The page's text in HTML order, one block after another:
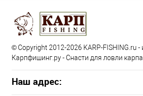
© Copyright 2012-2026 KARP-FISHING.ru -
Карпфишинг.ру - Снасти для ловли карпа.
Наш адрес: